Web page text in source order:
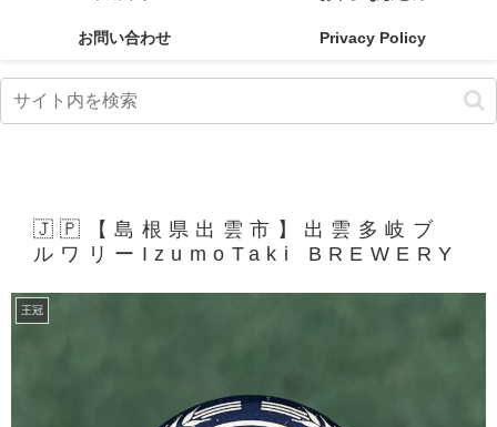
お問い合わせ Privacy Policy
🇯🇵【島根県出雲市】出雲多岐ブ
ルワリーIzumoTaki BREWERY
王冠